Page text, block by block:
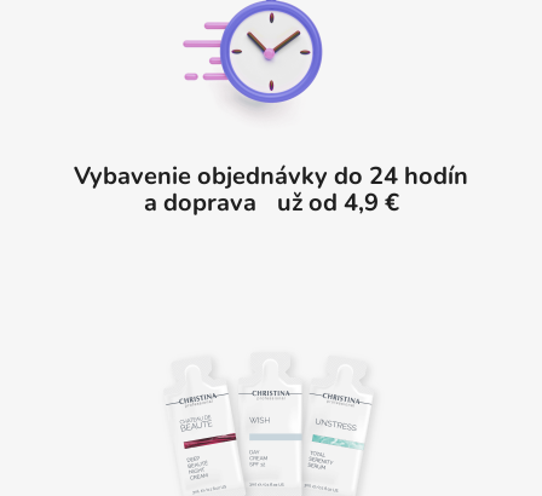
Vybavenie objednávky do 24 hodín
a doprava už od 4,9 €